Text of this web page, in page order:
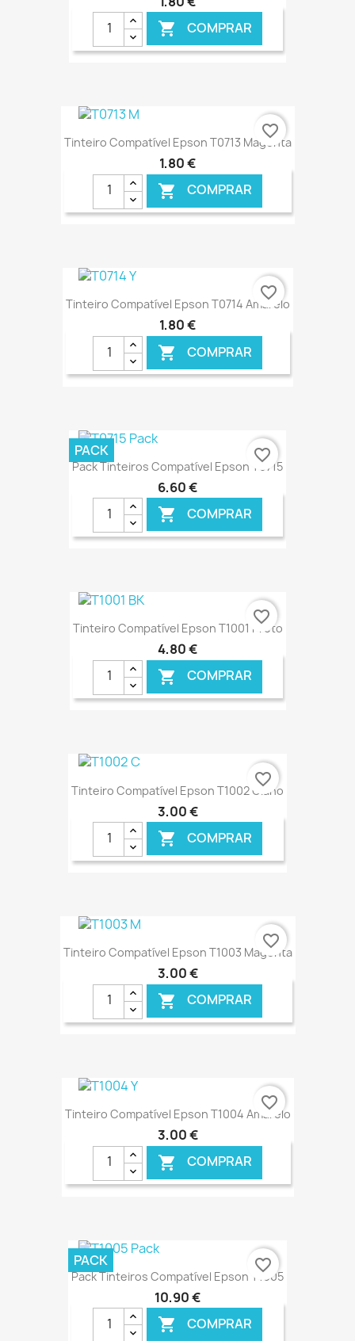
 COMPRAR
€ ONLINE
Tinteiro Compatível Epson T0713 Magenta
1,80 €
 COMPRAR
€ ONLINE
favorite_border
Tinteiro Compatível Epson T0714 Amarelo
1,80 €
 COMPRAR
€ ONLINE
favorite_border
Pack Tinteiros Compatível Epson T0715
6,60 €
 COMPRAR
€ ONLINE
PACK favorite_border
Tinteiro Compatível Epson T1001 Preto
4,80 €
 COMPRAR
€ ONLINE
favorite_border
Tinteiro Compatível Epson T1002 Ciano
3,00 €
 COMPRAR
€ ONLINE
favorite_border
Tinteiro Compatível Epson T1003 Magenta
3,00 €
 COMPRAR
€ ONLINE
favorite_border
Tinteiro Compatível Epson T1004 Amarelo
3,00 €
 COMPRAR
€ ONLINE
favorite_border
Pack Tinteiros Compatível Epson T1005
10,90 €
 COMPRAR
PACK favorite_border